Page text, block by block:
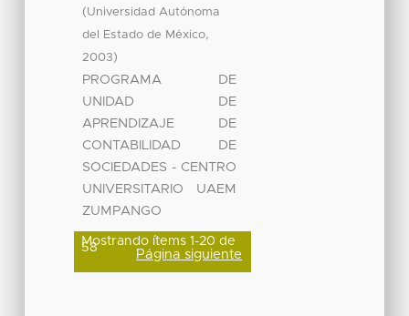
(Universidad Autónoma
del Estado de México,
2003)
PROGRAMA DE
UNIDAD DE
APRENDIZAJE DE
CONTABILIDAD DE
SOCIEDADES - CENTRO
UNIVERSITARIO UAEM
ZUMPANGO
Mostrando ítems 1-20 de
58 Página siguiente